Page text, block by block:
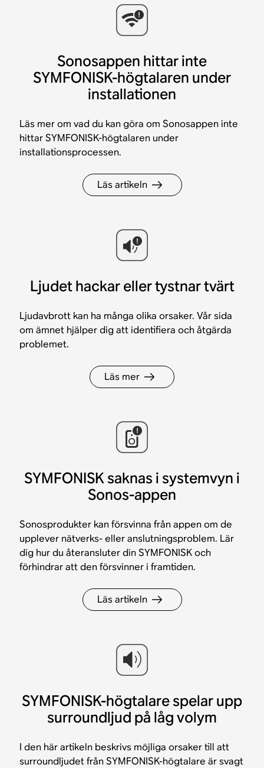
Sonosappen hittar inte
SYMFONISK-högtalaren under
installationen
Läs mer om vad du kan göra om Sonosappen inte
hittar SYMFONISK-högtalaren under
installationsprocessen.
Läs artikeln
Ljudet hackar eller tystnar tvärt
Ljudavbrott kan ha många olika orsaker. Vår sida
om ämnet hjälper dig att identifiera och åtgärda
problemet.
Läs mer
SYMFONISK saknas i systemvyn i
Sonos-appen
Sonosprodukter kan försvinna från appen om de
upplever nätverks- eller anslutningsproblem. Lär
dig hur du återansluter din SYMFONISK och
förhindrar att den försvinner i framtiden.
Läs artikeln
SYMFONISK-högtalare spelar upp
surroundljud på låg volym
I den här artikeln beskrivs möjliga orsaker till att
surroundljudet från SYMFONISK-högtalare är svagt